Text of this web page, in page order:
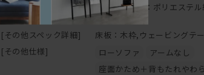
マスターウォールの家具の大半は無垢材の保護として
がもつ自然に近い 風合いや質感を生かした仕上げとな
木の表面に塗膜を作らないため、直射日光による日焼
[クッション中身]
背クッション：ポリエステ
ーム
[その他スペック詳細]
床板：木枠,ウェービングテ
[その他仕様]
ローソファ
アームなし
座面かため＋背もたれやわ